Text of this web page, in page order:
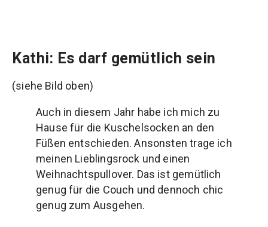
Kathi: Es darf gemütlich sein
(siehe Bild oben)
Auch in diesem Jahr habe ich mich zu
Hause für die Kuschelsocken an den
Füßen entschieden. Ansonsten trage ich
meinen Lieblingsrock und einen
Weihnachtspullover. Das ist gemütlich
genug für die Couch und dennoch chic
genug zum Ausgehen.